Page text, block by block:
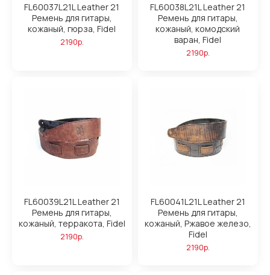
FL60037L21L Leather 21
Ремень для гитары,
кожаный, гюрза, Fidel
2190р.
FL60038L21L Leather 21
Ремень для гитары,
кожаный, комодский
варан, Fidel
2190р.
FL60039L21L Leather 21
Ремень для гитары,
кожаный, терракота, Fidel
2190р.
FL60041L21L Leather 21
Ремень для гитары,
кожаный, Ржавое железо,
Fidel
2190р.